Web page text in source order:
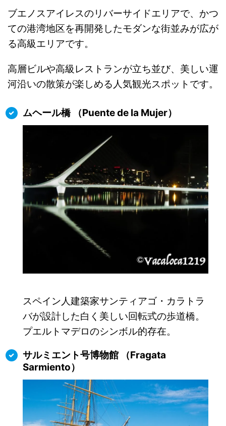
ブエノスアイレスのリバーサイドエリアで、かつ
ての港湾地区を再開発したモダンな街並みが広が
る高級エリアです。
高層ビルや高級レストランが立ち並び、美しい運
河沿いの散策が楽しめる人気観光スポットです。
ムヘール橋 （Puente de la Mujer）
スペイン人建築家サンティアゴ・カラトラ
バが設計した白く美しい回転式の歩道橋。
プエルトマデロのシンボル的存在。
サルミエント号博物館 （Fragata
Sarmiento）